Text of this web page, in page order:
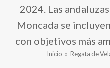
2024. Las
Moncada se
con objetivos más
Inicio » Regata de